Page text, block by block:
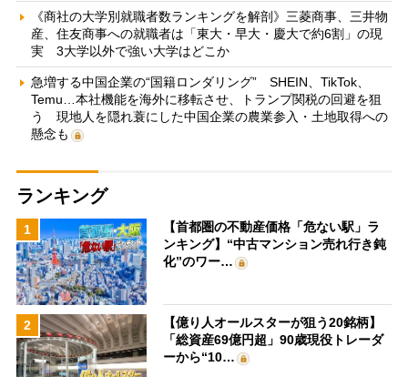
《商社の大学別就職者数ランキングを解剖》三菱商事、三井物
産、住友商事への就職者は「東大・早大・慶大で約6割」の現
実 3大学以外で強い大学はどこか
急増する中国企業の“国籍ロンダリング” SHEIN、TikTok、
Temu…本社機能を海外に移転させ、トランプ関税の回避を狙
う 現地人を隠れ蓑にした中国企業の農業参入・土地取得への
懸念も
ランキング
1
【首都圏の不動産価格「危ない駅」ラ
ンキング】“中古マンション売れ行き鈍
化”のワー…
2
【億り人オールスターが狙う20銘柄】
「総資産69億円超」90歳現役トレーダ
ーから“10…